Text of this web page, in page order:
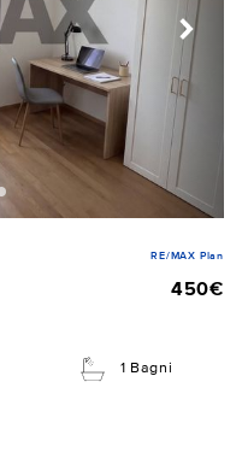
RE/MAX Plan
450€
1 Bagni